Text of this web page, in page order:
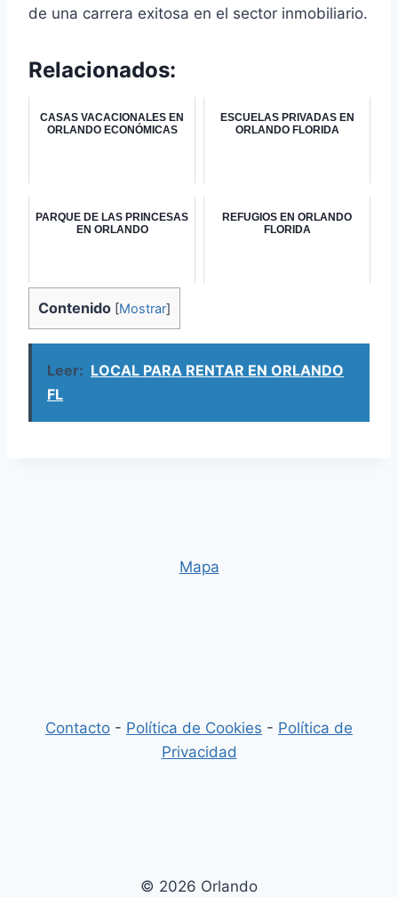
de una carrera exitosa en el sector inmobiliario.
Relacionados:
CASAS VACACIONALES EN
ORLANDO ECONÓMICAS
ESCUELAS PRIVADAS EN
ORLANDO FLORIDA
PARQUE DE LAS PRINCESAS
EN ORLANDO
REFUGIOS EN ORLANDO
FLORIDA
Contenido [Mostrar]
Leer: LOCAL PARA RENTAR EN ORLANDO
FL
Mapa
Contacto - Política de Cookies - Política de
Privacidad
© 2026 Orlando